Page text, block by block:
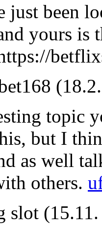
just been
yours is
topic
but I
as well
others.
slot